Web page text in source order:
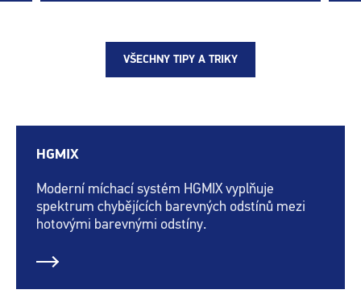
VŠECHNY TIPY A TRIKY
HGMIX
Moderní míchací systém HGMIX vyplňuje
spektrum chybějících barevných odstínů mezi
hotovými barevnými odstíny.